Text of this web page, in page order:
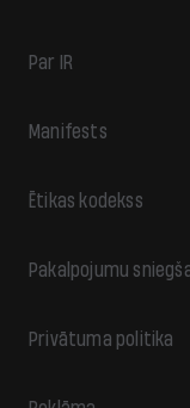
Par IR
Manifests
Ētikas kodekss
Pakalpojumu
Privātuma politika